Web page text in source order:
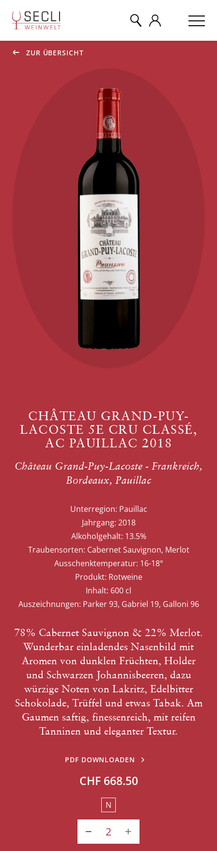
ZUR ÜBERSICHT
CHÂTEAU GRAND-PUY-
LACOSTE 5E CRU CLASSÉ,
AC PAUILLAC 2018
Château Grand-Puy-Lacoste - Frankreich,
Bordeaux, Pauillac
Unterregion: Pauillac
Jahrgang: 2018
Alkoholgehalt: 13.5%
Traubensorten: Cabernet Sauvignon, Merlot
Ausschenktemperatur: 16-18°
Produkt: Rotweine
Inhalt: 600 cl
Auszeichnungen: Parker 93, Gabriel 19, Galloni 96
78% Cabernet Sauvignon & 22% Merlot.
Wunderbar einladendes Nasenbild mit
Aromen von dunklen Früchten, Holder
und Schwarzen Johannisbeeren, dazu
würzige Noten von Lakritz, Edelbitter
Schokolade, Trüffel und etwas Tabak. Am
Gaumen saftig, finessenreich, mit reifen
Tanninen und eleganter Textur.
PDF DOWNLOADEN
CHF 668.50
N